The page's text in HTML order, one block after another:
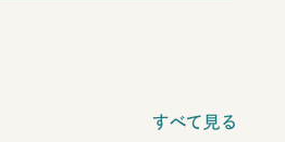
すべて見る